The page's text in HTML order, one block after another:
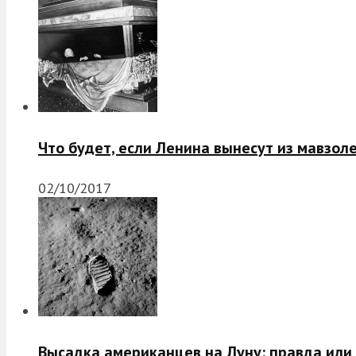
Что будет, если Ленина вынесут из
02/10/2017
Высадка американцев на Луну: правда или